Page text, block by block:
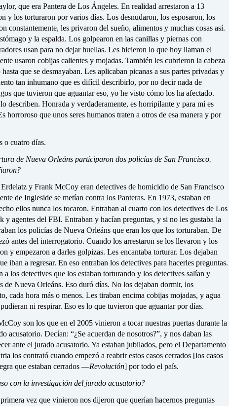
que era Pantera de Los Ángeles. En realidad arrestaron a 13
y los torturaron por varios días. Los desnudaron, los esposaron, los
constantemente, les privaron del sueño, alimentos y muchas cosas así.
y la espalda. Los golpearon en las canillas y piernas con
usan para no dejar huellas. Les hicieron lo que hoy llaman el
usaron cobijas calientes y mojadas. También les cubrieron la cabeza
que se desmayaban. Les aplicaban picanas a sus partes privadas y
tan inhumano que es difícil describirlo, por no decir nada de
que tuvieron que aguantar eso, yo he visto cómo los ha afectado.
describen. Honrada y verdaderamente, es horripilante y para mí es
horroroso que unos seres humanos traten a otros de esa manera y por
o cuatro días.
de Nueva Orleáns participaron dos policías de San Francisco.
y Frank McCoy eran detectives de homicidio de San Francisco
de Ingleside se metían contra los Panteras. En 1973, estaban en
ellos nunca los tocaron. Entraban al cuarto con los detectives de Los
y agentes del FBI. Entraban y hacían preguntas, y si no les gustaba la
los policías de Nueva Orleáns que eran los que los torturaban. De
antes del interrogatorio. Cuando los arrestaron se los llevaron y los
y empezaron a darles golpizas. Les encantaba torturar. Los dejaban
iban a regresar. En eso entraban los detectives para hacerles preguntas.
los detectives que los estaban torturando y los detectives salían y
de Nueva Orleáns. Eso duró días. No los dejaban dormir, los
cada hora más o menos. Les tiraban encima cobijas mojadas, y agua
ni respirar. Eso es lo que tuvieron que aguantar por días.
son los que en el 2005 vinieron a tocar nuestras puertas durante la
acusatorio. Decían: “¿Se acuerdan de nosotros?”, y nos daban las
ante el jurado acusatorio. Ya estaban jubilados, pero el Departamento
los contrató cuando empezó a reabrir estos casos cerrados [los casos
que estaban cerrados —Revolución] por todo el país.
con la investigación del jurado acusatorio?
vez que vinieron nos dijeron que querían hacernos preguntas